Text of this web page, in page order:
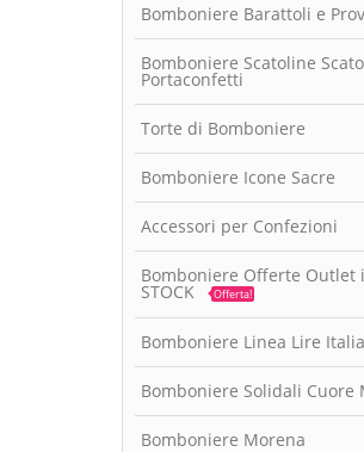
Bomboniere Barattoli e
Bomboniere Scatoline
Portaconfetti
Torte di Bomboniere
Bomboniere Icone Sacre
Accessori per Confezioni
Bomboniere Offerte Outlet
STOCK Offerta!
Bomboniere Linea Lire
Bomboniere Solidali Cuore
Bomboniere Morena